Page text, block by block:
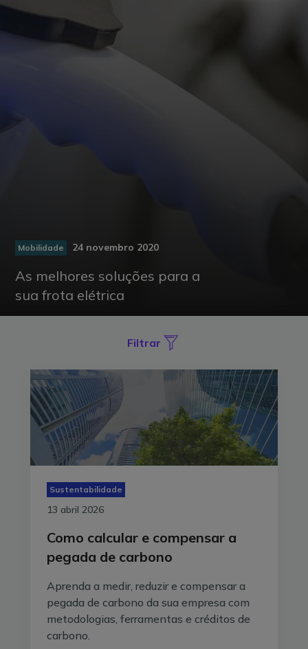
Mobilidade 24 novembro 2020
As melhores soluções para a
sua frota elétrica
Filtrar
Sustentabilidade
13 abril 2026
Como calcular e compensar a
pegada de carbono
Aprenda a medir, reduzir e compensar a
pegada de carbono da sua empresa com
metodologias, ferramentas e créditos de
carbono.